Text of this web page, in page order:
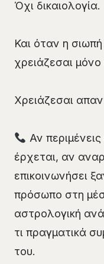
Όχι δικαιολογία.
Και όταν η
χρειάζεσαι μόνο
Χρειάζεσαι
Αν
έρχεται, αν
επικοινωνήσει
πρόσωπο στη
αστρολογική
τι πραγματικά
του.